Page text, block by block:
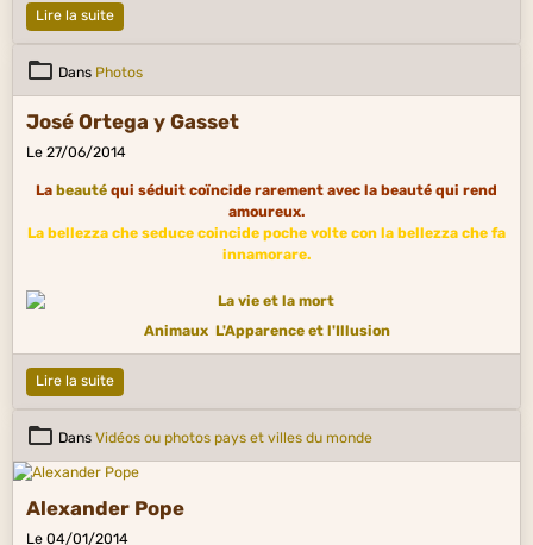
Lire la suite
Dans Photos
José Ortega y Gasset
Le 27/06/2014
La beauté qui séduit coïncide rarement avec la beauté qui rend
amoureux.
La bellezza che seduce coincide poche volte con la bellezza che fa
innamorare.
Animaux L'Apparence et l'Illusion
Lire la suite
Dans Vidéos ou photos pays et villes du monde
Alexander Pope
Le 04/01/2014